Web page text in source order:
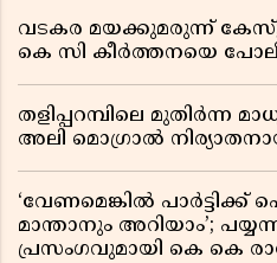
വടകര മയക്കുമരുന്ന്
കെ സി കീർത്തനയെ
തളിപ്പറമ്പിലെ മുതിർന്ന
അലി മൊഗ്രാൽ
‘വേണമെങ്കിൽ പാർട്ടിക്ക്
മാന്താനും അറിയാം’;
പ്രസംഗവുമായി കെ കെ